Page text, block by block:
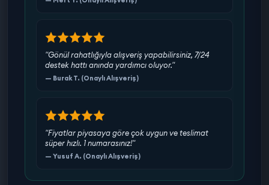
"Gönül rahatlığıyla alışveriş yapabilirsiniz, 7/24
destek hattı anında yardımcı oluyor."
— Burak T. (Onaylı Alışveriş)
"Fiyatlar piyasaya göre çok uygun ve teslimat
süper hızlı. 1 numarasınız!"
— Yusuf A. (Onaylı Alışveriş)